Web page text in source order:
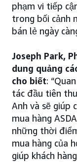
phạm vi tiếp
trong bối cảnh
bán lẻ ngày
Joseph Park,
dung quảng
cho biết:
tác đầu tiên
Anh và sẽ giúp
mua hàng
những thời
mua hàng của
giúp khách